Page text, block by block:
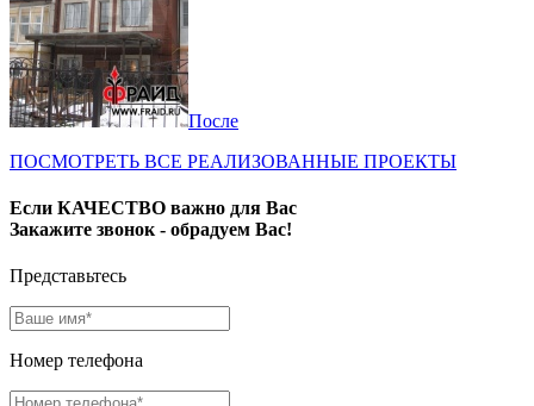
После
ПОСМОТРЕТЬ ВСЕ РЕАЛИЗОВАННЫЕ ПРОЕКТЫ
Если КАЧЕСТВО важно для Вас
Закажите звонок - обрадуем Вас!
Представьтесь
Номер телефона